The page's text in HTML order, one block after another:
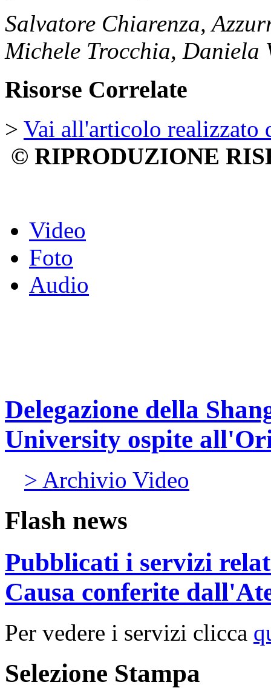
Salvatore Chiarenza,
Michele Trocchia, Daniela
Risorse Correlate
> Vai all'articolo realizzato
© RIPRODUZIONE
Video
Foto
Audio
Delegazione della
University ospite
> Archivio Video
Flash news
Pubblicati i servizi
Causa conferite
Per vedere i servizi clicca
Selezione Stampa